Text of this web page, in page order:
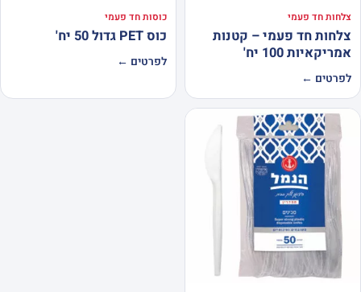
צלחות חד פעמי
צלחות חד פעמי – קטנות
אמריקאיות 100 יח'
לפרטים ←
כוסות חד פעמי
כוס PET גדול 50 יח'
לפרטים ←